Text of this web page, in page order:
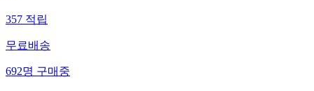
357 적립
무료배송
692명 구매중